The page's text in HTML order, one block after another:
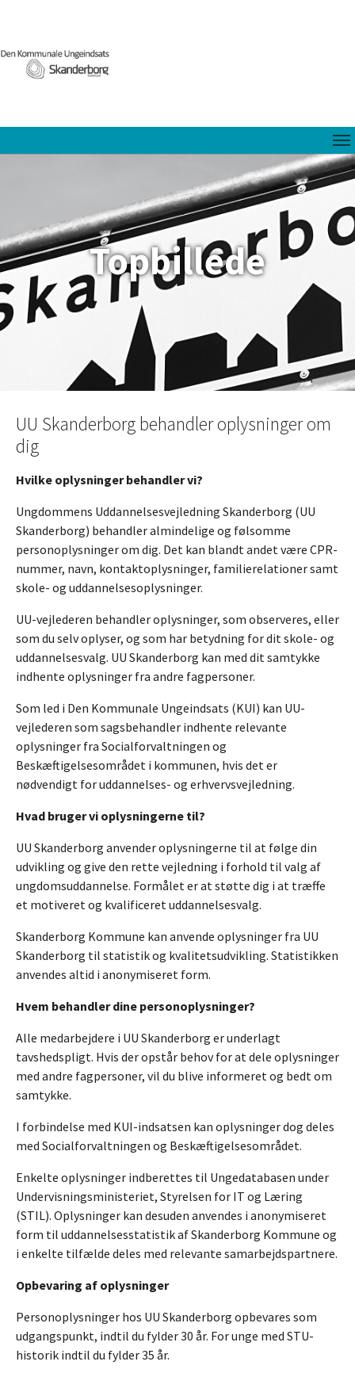
Topbillede
UU Skanderborg behandler oplysninger om
dig
Hvilke oplysninger behandler vi?
Ungdommens Uddannelsesvejledning Skanderborg (UU
Skanderborg) behandler almindelige og følsomme
personoplysninger om dig. Det kan blandt andet være CPR-
nummer, navn, kontaktoplysninger, familierelationer samt
skole- og uddannelsesoplysninger.
UU-vejlederen behandler oplysninger, som observeres, eller
som du selv oplyser, og som har betydning for dit skole- og
uddannelsesvalg. UU Skanderborg kan med dit samtykke
indhente oplysninger fra andre fagpersoner.
Som led i Den Kommunale Ungeindsats (KUI) kan UU-
vejlederen som sagsbehandler indhente relevante
oplysninger fra Socialforvaltningen og
Beskæftigelsesområdet i kommunen, hvis det er
nødvendigt for uddannelses- og erhvervsvejledning.
Hvad bruger vi oplysningerne til?
UU Skanderborg anvender oplysningerne til at følge din
udvikling og give den rette vejledning i forhold til valg af
ungdomsuddannelse. Formålet er at støtte dig i at træffe
et motiveret og kvalificeret uddannelsesvalg.
Skanderborg Kommune kan anvende oplysninger fra UU
Skanderborg til statistik og kvalitetsudvikling. Statistikken
anvendes altid i anonymiseret form.
Hvem behandler dine personoplysninger?
Alle medarbejdere i UU Skanderborg er underlagt
tavshedspligt. Hvis der opstår behov for at dele oplysninger
med andre fagpersoner, vil du blive informeret og bedt om
samtykke.
I forbindelse med KUI-indsatsen kan oplysninger dog deles
med Socialforvaltningen og Beskæftigelsesområdet.
Enkelte oplysninger indberettes til Ungedatabasen under
Undervisningsministeriet, Styrelsen for IT og Læring
(STIL). Oplysninger kan desuden anvendes i anonymiseret
form til uddannelsesstatistik af Skanderborg Kommune og
i enkelte tilfælde deles med relevante samarbejdspartnere.
Opbevaring af oplysninger
Personoplysninger hos UU Skanderborg opbevares som
udgangspunkt, indtil du fylder 30 år. For unge med STU-
historik indtil du fylder 35 år.